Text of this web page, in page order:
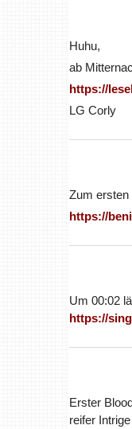
Huhu,
ab
https://
LG Corly
Zum ersten
https://
Um 00:02
https://
Erster
reifer